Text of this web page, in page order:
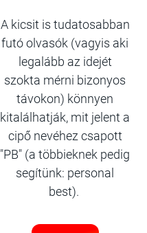
A kicsit is tudatosabban
futó olvasók (vagyis aki
legalább az idejét
szokta mérni bizonyos
távokon) könnyen
kitalálhatják, mit jelent a
cipő nevéhez csapott
"PB" (a többieknek pedig
segítünk: personal
best).